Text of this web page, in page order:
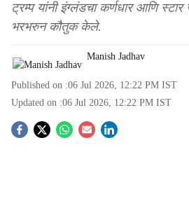
ट्रम्प यांनी इंग्लंडचा कर्णधार आणि
भरभरुन कौतुक केले.
Manish Jadhav
Published on :06 Jul 2026, 12:22 PM IST
Updated on :06 Jul 2026, 12:22 PM IST
S